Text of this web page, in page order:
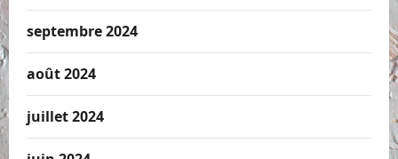
septembre 2024
août 2024
juillet 2024